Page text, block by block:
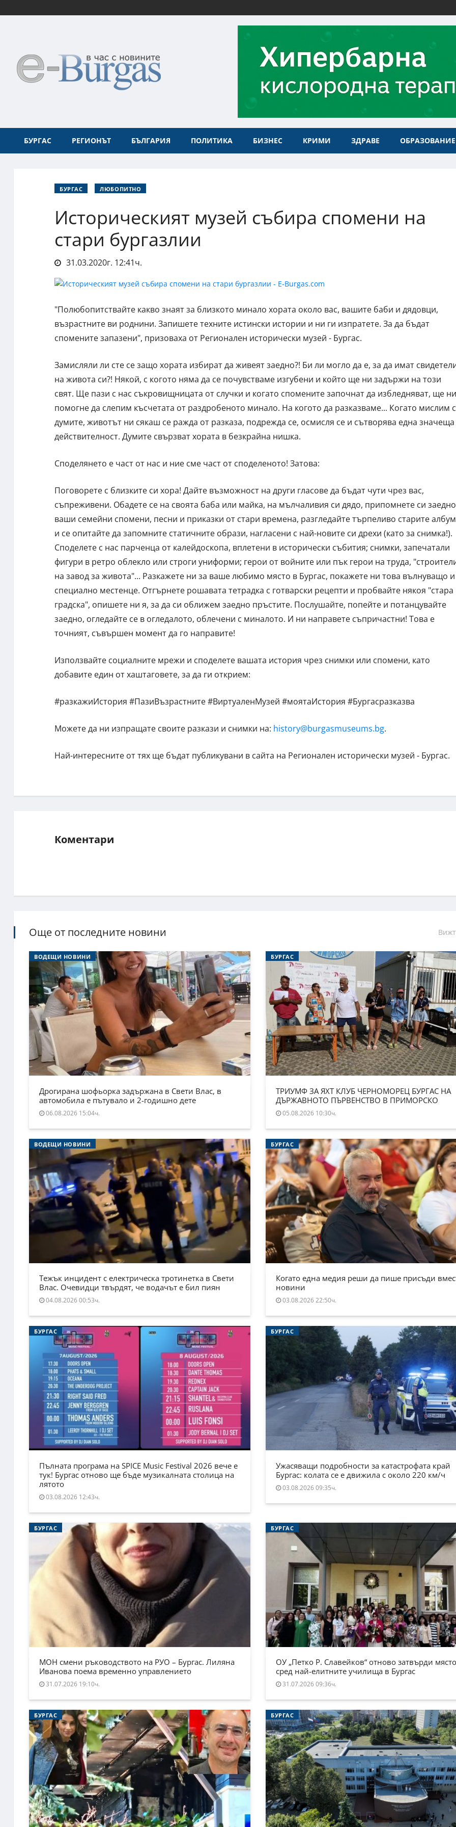
БУРГАС РЕГИОНЪТ БЪЛГАРИЯ ПОЛИТИКА БИЗНЕС КРИМИ ЗДРАВЕ ОБРАЗОВАНИЕ
БУРГАС ЛЮБОПИТНО
Историческият музей събира спомени на
стари бургазлии
31.03.2020г. 12:41ч.
"Полюбопитствайте какво знаят за близкото минало хората около вас, вашите баби и дядовци,
възрастните ви роднини. Запишете техните истински истории и ни ги изпратете. За да бъдат
спомените запазени", призоваха от Регионален исторически музей - Бургас.
Замисляли ли сте се защо хората избират да живеят заедно?! Би ли могло да е, за да имат
на живота си?! Някой, с когото няма да се почувстваме изгубени и който ще ни задържи на този
свят. Ще пази с нас съкровищницата от случки и когато спомените започнат да избледняват, ще ни
помогне да слепим късчетата от раздробеното минало. На когото да разказваме... Когато мислим с
думите, животът ни сякаш се ражда от разказа, подрежда се, осмисля се и сътворява една значеща
действителност. Думите свързват хората в безкрайна нишка.
Споделянето е част от нас и ние сме част от споделеното! Затова:
Поговорете с близките си хора! Дайте възможност на други гласове да бъдат чути чрез вас,
съпреживени. Обадете се на своята баба или майка, на мълчаливия си дядо, припомнете си заедно
ваши семейни спомени, песни и приказки от стари времена, разгледайте търпеливо старите
и се опитайте да запомните статичните образи, нагласени с най-новите си дрехи (като за снимка!).
Споделете с нас парченца от калейдоскопа, вплетени в исторически събития; снимки, запечатали
фигури в ретро облекло или строги униформи; герои от войните или пък герои на труда,
на завод за живота"... Разкажете ни за ваше любимо място в Бургас, покажете ни това вълнуващо и
специално местенце. Отгърнете рошавата тетрадка с готварски рецепти и пробвайте някоя "стара
градска", опишете ни я, за да си оближем заедно пръстите. Послушайте, попейте и потанцувайте
заедно, огледайте се в огледалото, облечени с миналото. И ни направете съпричастни! Това е
точният, съвършен момент да го направите!
Използвайте социалните мрежи и споделете вашата история чрез снимки или спомени, като
добавите един от хаштаговете, за да ги открием:
#разкажиИстория #ПазиВъзрастните #ВиртуаленМузей #моятаИстория #Бургасразказва
Можете да ни изпращате своите разкази и снимки на: history@burgasmuseums.bg.
Най-интересните от тях ще бъдат публикувани в сайта на Регионален исторически музей - Бургас.
Коментари
Още от последните новини
ВОДЕЩИ НОВИНИ
Дрогирана шофьорка задържана в Свети Влас, в
автомобила е пътувало и 2-годишно дете
06.08.2026 15:04ч.
БУРГАС
ТРИУМФ ЗА ЯХТ КЛУБ ЧЕРНОМОРЕЦ БУРГАС НА
ДЪРЖАВНОТО ПЪРВЕНСТВО В ПРИМОРСКО
05.08.2026 10:30ч.
ВОДЕЩИ НОВИНИ
Тежък инцидент с електрическа тротинетка в Свети
Влас. Очевидци твърдят, че водачът е бил пиян
04.08.2026 00:53ч.
БУРГАС
Когато една медия реши да пише присъди
новини
03.08.2026 22:50ч.
БУРГАС
Пълната програма на SPICE Music Festival 2026 вече е
тук! Бургас отново ще бъде музикалната столица на
лятото
03.08.2026 12:43ч.
БУРГАС
Ужасяващи подробности за катастрофата край
Бургас: колата се е движила с около 220 км/ч
03.08.2026 09:35ч.
БУРГАС
МОН смени ръководството на РУО – Бургас. Лиляна
Иванова поема временно управлението
31.07.2026 19:10ч.
БУРГАС
ОУ „Петко Р. Славейков“ отново затвърди
сред най-елитните училища в Бургас
31.07.2026 09:36ч.
БУРГАС БУРГАС